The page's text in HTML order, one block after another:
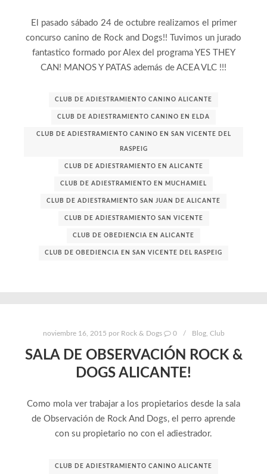
El pasado sábado 24 de octubre realizamos el primer
concurso canino de Rock and Dogs!! Tuvimos un jurado
fantastico formado por Alex del programa YES THEY
CAN! MANOS Y PATAS además de ACEA VLC !!!
CLUB DE ADIESTRAMIENTO CANINO ALICANTE
CLUB DE ADIESTRAMIENTO CANINO EN ELDA
CLUB DE ADIESTRAMIENTO CANINO EN SAN VICENTE DEL
RASPEIG
CLUB DE ADIESTRAMIENTO EN ALICANTE
CLUB DE ADIESTRAMIENTO EN MUCHAMIEL
CLUB DE ADIESTRAMIENTO SAN JUAN DE ALICANTE
CLUB DE ADIESTRAMIENTO SAN VICENTE
CLUB DE OBEDIENCIA EN ALICANTE
CLUB DE OBEDIENCIA EN SAN VICENTE DEL RASPEIG
noviembre 16, 2015 por Rock & Dogs 0 Blog, Club
SALA DE OBSERVACIÓN ROCK &
DOGS ALICANTE!
Como mola ver trabajar a los propietarios desde la sala
de Observación de Rock And Dogs, el perro aprende
con su propietario no con el adiestrador.
CLUB DE ADIESTRAMIENTO CANINO ALICANTE